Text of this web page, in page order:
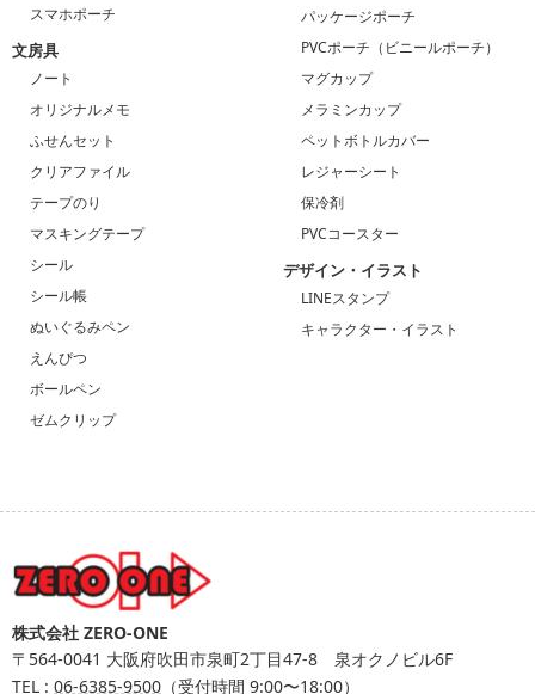
スマホポーチ
文房具
ノート
オリジナルメモ
ふせんセット
クリアファイル
テープのり
マスキングテープ
シール
シール帳
ぬいぐるみペン
えんぴつ
ボールペン
ゼムクリップ
パッケージポーチ
PVCポーチ（ビニールポーチ）
マグカップ
メラミンカップ
ペットボトルカバー
レジャーシート
保冷剤
PVCコースター
デザイン・イラスト
LINEスタンプ
キャラクター・イラスト
株式会社 ZERO-ONE
〒564-0041 大阪府吹田市泉町2丁目47-8 泉オクノビル6F
TEL : 06-6385-9500 （受付時間 9:00〜18:00）